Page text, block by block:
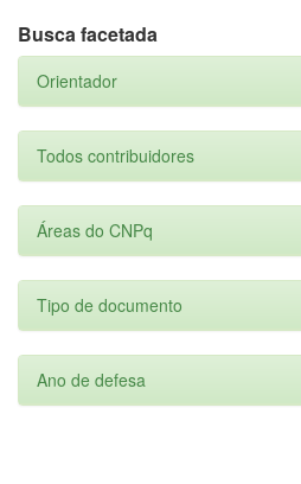
Busca facetada
Orientador
Todos contribuidores
Áreas do CNPq
Tipo de documento
Ano de defesa